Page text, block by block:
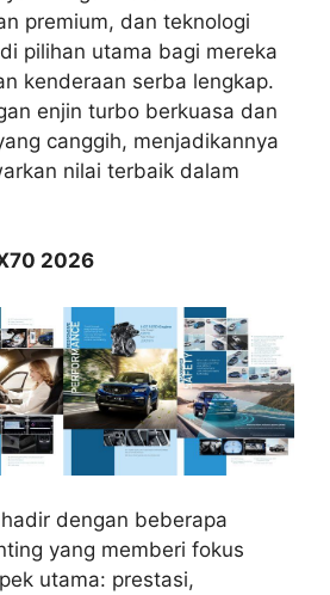
premium, dan teknologi
pilihan utama bagi mereka
kenderaan serba lengkap.
enjin turbo berkuasa dan
canggih, menjadikannya
nilai terbaik dalam
2026
dengan beberapa
yang memberi fokus
utama: prestasi,